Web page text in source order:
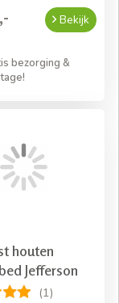
Bekijk
bezorging &
houten
Jefferson
(1)